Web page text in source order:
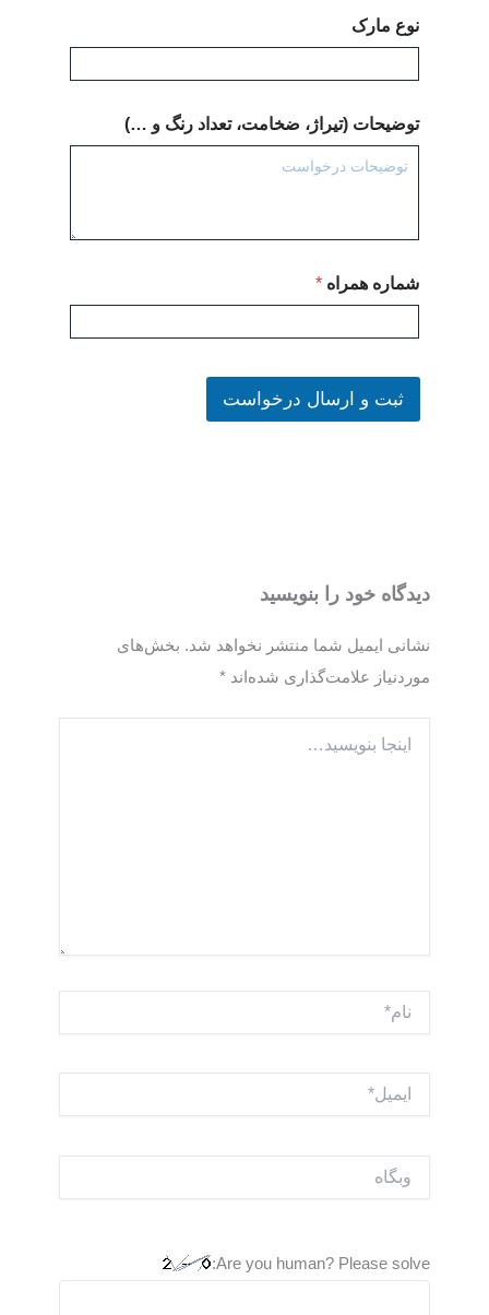
نوع مارک
توضیحات (تیراژ، ضخامت، تعداد رنگ و …)
شماره همراه *
ثبت و ارسال درخواست
دیدگاه‌ خود را بنویسید
نشانی ایمیل شما منتشر نخواهد شد. بخش‌های
موردنیاز علامت‌گذاری شده‌اند *
بنویسید…
Are you human? Please solve: